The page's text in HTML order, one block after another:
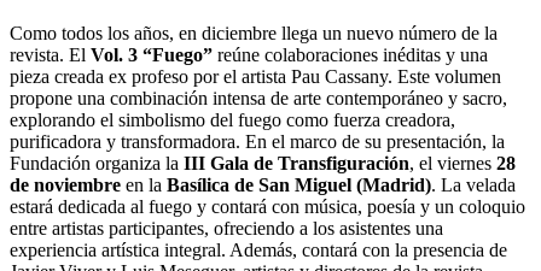
Como todos los años, en diciembre llega un nuevo número de la
revista. El Vol. 3 “Fuego” reúne colaboraciones inéditas y una
pieza creada ex profeso por el artista Pau Cassany. Este volumen
propone una combinación intensa de arte contemporáneo y sacro,
explorando el simbolismo del fuego como fuerza creadora,
purificadora y transformadora. En el marco de su presentación, la
Fundación organiza la III Gala de Transfiguración, el viernes 28
de noviembre en la Basílica de San Miguel (Madrid). La velada
estará dedicada al fuego y contará con música, poesía y un coloquio
entre artistas participantes, ofreciendo a los asistentes una
experiencia artística integral. Además, contará con la presencia de